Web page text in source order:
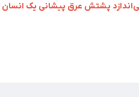
پشتش عرق پیشانی یک